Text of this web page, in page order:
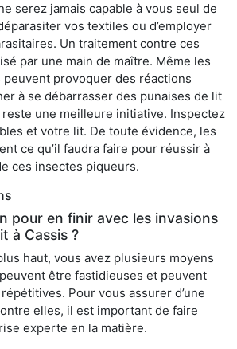
serez jamais capable à vous seul de
vos textiles ou d’employer
Un traitement contre ces
par une main de maître. Même les
provoquer des réactions
à se débarrasser des punaises de lit
une meilleure initiative. Inspectez
et votre lit. De toute évidence, les
ce qu’il faudra faire pour réussir à
ces insectes piqueurs.
pour en finir avec les invasions
à Cassis ?
haut, vous avez plusieurs moyens
être fastidieuses et peuvent
Pour vous assurer d’une
elles, il est important de faire
experte en la matière.